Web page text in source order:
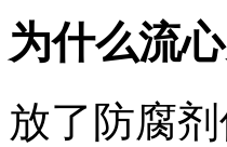
为什么流
放了防腐